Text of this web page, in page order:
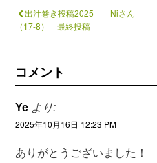
出汁巻き投稿2025 Niさん
（17-8） 最終投稿
コメント
Ye より:
2025年10月16日 12:23 PM
ありがとうございました！